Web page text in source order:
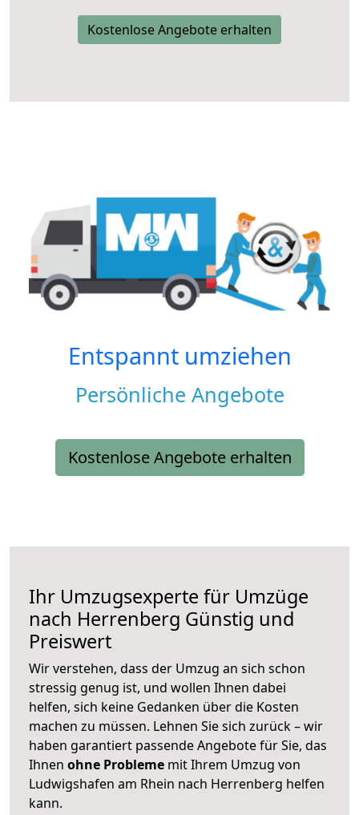
Kostenlose Angebote erhalten
Entspannt umziehen
Persönliche Angebote
Kostenlose Angebote erhalten
Ihr Umzugsexperte für Umzüge
nach Herrenberg Günstig und
Preiswert
Wir verstehen, dass der Umzug an sich schon
stressig genug ist, und wollen Ihnen dabei
helfen, sich keine Gedanken über die Kosten
machen zu müssen. Lehnen Sie sich zurück – wir
haben garantiert passende Angebote für Sie, das
Ihnen ohne Probleme mit Ihrem Umzug von
Ludwigshafen am Rhein nach Herrenberg helfen
kann.